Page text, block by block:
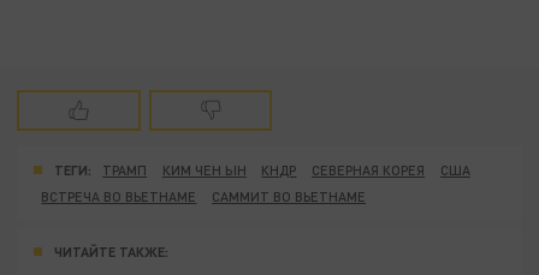
ТЕГИ: ТРАМП КИМ ЧЕН ЫН КНДР СЕВЕРНАЯ КОРЕЯ
США
ВСТРЕЧА ВО ВЬЕТНАМЕ
САММИТ ВО ВЬЕТНАМЕ
ЧИТАЙТЕ ТАКЖЕ: